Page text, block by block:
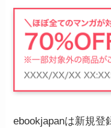
ebookjapanは新規登